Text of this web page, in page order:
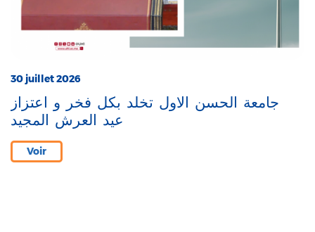
30 juillet 2026
جامعة الحسن الاول تخلد بكل فخر و اعتزاز
عيد العرش المجيد
Voir